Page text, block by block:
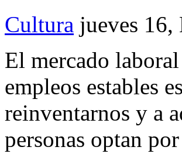
Cultura jueves
El mercado
empleos estables
reinventarnos y a
personas optan